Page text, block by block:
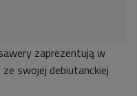
zaprezentują w
swojej debiutanckiej